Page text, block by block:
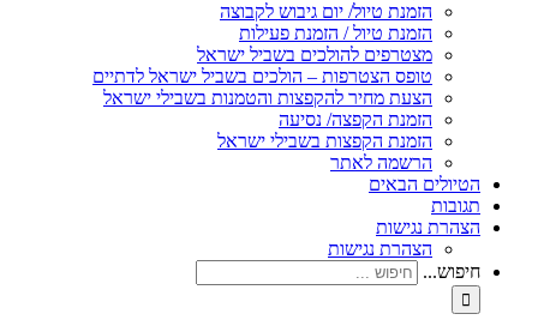
הזמנת טיול/ יום גיבוש לקבוצה
הזמנת טיול / הזמנת פעילות
מצטרפים להולכים בשביל ישראל
טופס הצטרפות – הולכים בשביל ישראל לדתיים
הצעת מחיר להקפצות והטמנות בשבילי ישראל
הזמנת הקפצה/ נסיעה
הזמנת הקפצות בשבילי ישראל
הרשמה לאתר
הטיולים הבאים
תגובות
הצהרת נגישות
הצהרת נגישות
חיפוש...